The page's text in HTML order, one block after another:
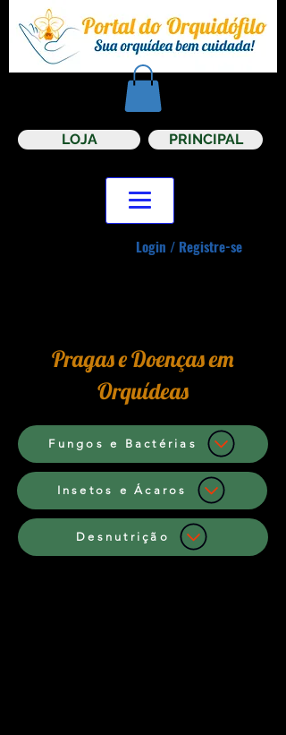
Login / Registre-se
LOJA PRINCIPAL
Pragas e Doenças em
Orquídeas
Fungos e Bactérias
Insetos e Ácaros
Desnutrição